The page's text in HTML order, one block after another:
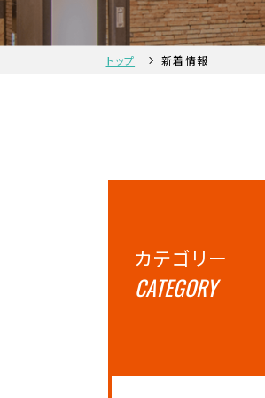
トップ 新着情報
カテゴリー
CATEGORY